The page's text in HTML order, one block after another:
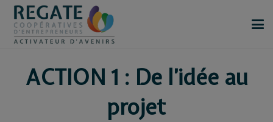
ACTION 1 : De l’idée au
projet